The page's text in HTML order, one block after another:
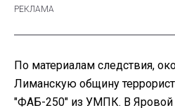
По материалам следствия,
Лиманскую общину
"ФАБ-250" из УМПК. В